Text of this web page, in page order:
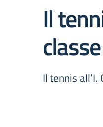
Il
Il tennis all’I.